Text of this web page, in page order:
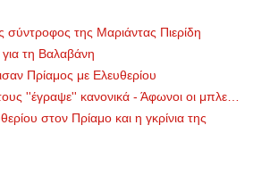
σύντροφος της Μαριάντας Πιερίδη
τη Βαλαβάνη
Πρίαμος με Ελευθερίου
''έγραψε'' κανονικά - Άφωνοι οι μπλε…
στον Πρίαμο και η γκρίνια της